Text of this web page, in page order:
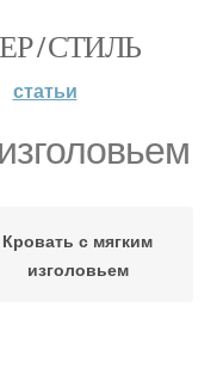
/ СТИЛЬ
статьи
Кровать с мягким
изголовьем